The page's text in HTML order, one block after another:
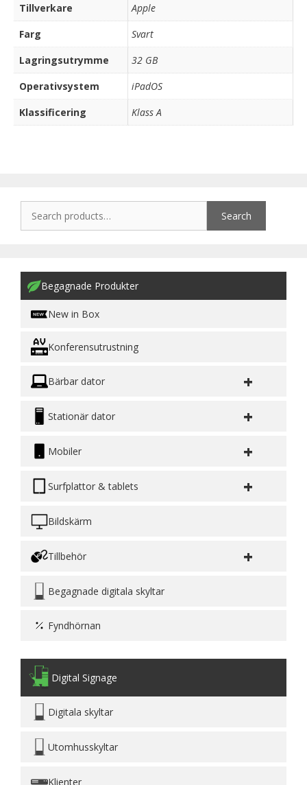
Tillverkare
Apple
Farg
Svart
Lagringsutrymme
32 GB
Operativsystem
iPadOS
Klassificering
Klass A
Search
Begagnade Produkter
New in Box
Konferensutrustning
Bärbar dator +
Stationär dator +
Mobiler +
Surfplattor & tablets +
Bildskärm
Tillbehör +
Begagnade digitala skyltar
Fyndhörnan
Digital Signage
Digitala skyltar
Utomhusskyltar
Klienter